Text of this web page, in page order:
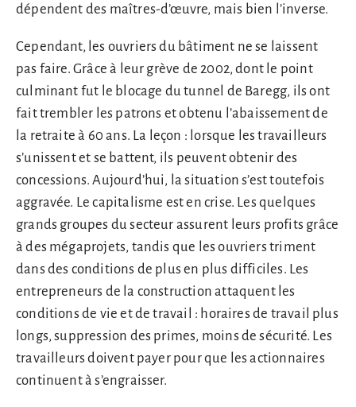
dépendent des maîtres-d’œuvre, mais bien l’inverse.
Cependant, les ouvriers du bâtiment ne se laissent
pas faire. Grâce à leur grève de 2002, dont le point
culminant fut le blocage du tunnel de Baregg, ils ont
fait trembler les patrons et obtenu l’abaissement de
la retraite à 60 ans. La leçon : lorsque les travailleurs
s’unissent et se battent, ils peuvent obtenir des
concessions. Aujourd’hui, la situation s’est toutefois
aggravée. Le capitalisme est en crise. Les quelques
grands groupes du secteur assurent leurs profits grâce
à des mégaprojets, tandis que les ouvriers triment
dans des conditions de plus en plus difficiles. Les
entrepreneurs de la construction attaquent les
conditions de vie et de travail : horaires de travail plus
longs, suppression des primes, moins de sécurité. Les
travailleurs doivent payer pour que les actionnaires
continuent à s’engraisser.